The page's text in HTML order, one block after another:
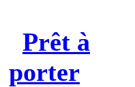
Prêt à
porter